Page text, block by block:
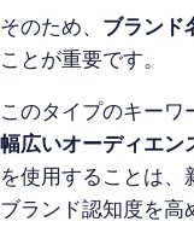
そのため、 ブランド
ことが重要です。
このタイプのキーワ
幅広いオーディエン
を使用することは、
ブランド認知度を高